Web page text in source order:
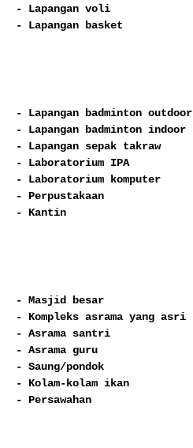
- Lapangan voli
- Lapangan basket
- Lapangan badminton outdoor
- Lapangan badminton indoor
- Lapangan sepak takraw
- Laboratorium IPA
- Laboratorium komputer
- Perpustakaan
- Kantin
- Masjid besar
- Kompleks asrama yang asri
- Asrama santri
- Asrama guru
- Saung/pondok
- Kolam-kolam ikan
- Persawahan